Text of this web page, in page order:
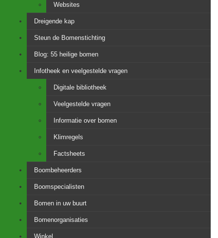
Websites
Dreigende kap
Steun de Bomenstichting
Blog: 55 heilige bomen
Infotheek en veelgestelde vragen
Digitale bibliotheek
Veelgestelde vragen
Informatie over bomen
Klimregels
Factsheets
Boombeheerders
Boomspecialisten
Bomen in uw buurt
Bomenorganisaties
Winkel